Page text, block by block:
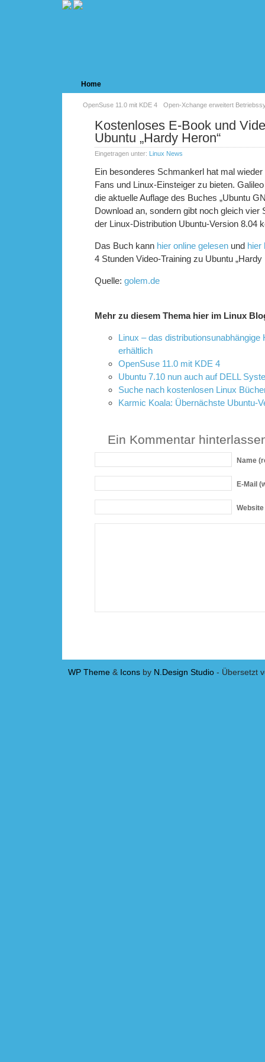
Home
OpenSuse 11.0 mit KDE 4 Open-Xchange erweitert
Kostenloses E-Book und
Ubuntu „Hardy Heron“
Eingetragen unter: Linux News
Ein besonderes Schmankerl hat mal
Fans und Linux-Einsteiger zu bieten.
die aktuelle Auflage des Buches „Ubuntu
Download an, sondern gibt noch gleich vier
der Linux-Distribution Ubuntu-Version 8.04
Das Buch kann hier online gelesen und hier
4 Stunden Video-Training zu Ubuntu
Quelle: golem.de
Mehr zu diesem Thema hier im Linux
Linux – das distributionsunabhängige
erhältlich
OpenSuse 11.0 mit KDE 4
Ubuntu 7.10 nun auch auf DELL
Suche nach kostenlosen Linux
Karmic Koala: Übernächste Ubuntu-
Ein Kommentar
Name
E-Mail
Website
WP Theme & Icons by N.Design Studio - Übersetzt